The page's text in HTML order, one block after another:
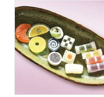
竹新 夏のひとくち和菓